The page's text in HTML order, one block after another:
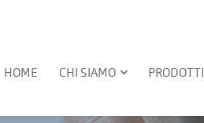
HOME CHI SIAMO PRODOTTI